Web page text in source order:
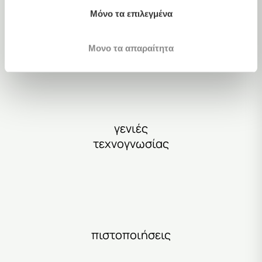
Μόνο τα επιλεγμένα
Μονο τα απαραίτητα
γενιές
τεχνογνωσίας
πιστοποιήσεις